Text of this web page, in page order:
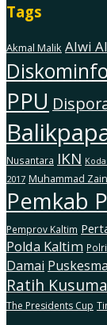
Tags
Akmal Malik Alwi
PPU
Nusantara IKN
2017 Muhammad
Pemkab
Pemprov Kaltim
Polda Kaltim Polri
Damai
Ratih Kusuma
The Presidents Cup